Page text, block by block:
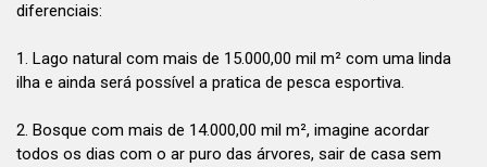
diferenciais:
1. Lago natural com mais de 15.000,00 mil m² com uma linda
ilha e ainda será possível a pratica de pesca esportiva.
2. Bosque com mais de 14.000,00 mil m², imagine acordar
todos os dias com o ar puro das árvores, sair de casa sem